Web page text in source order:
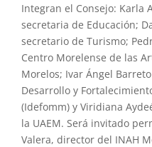
Integran el Consejo: Karla
secretaria de Educación;
secretario de Turismo;
Centro Morelense de las
Morelos; Ivar Ángel
Desarrollo y
(Idefomm) y Viridiana
la UAEM. Será invitado
Valera, director del INAH